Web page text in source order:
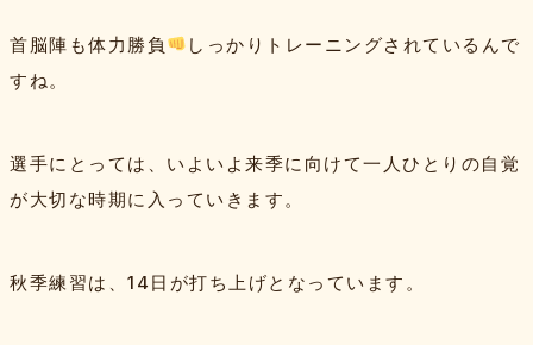
首脳陣も体力勝負
しっかりトレーニングされているんで
すね。
選手にとっては、いよいよ来季に向けて一人ひとりの自覚
が大切な時期に入っていきます。
秋季練習は、14日が打ち上げとなっています。